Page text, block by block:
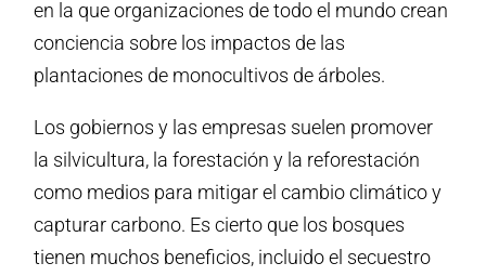
en la que organizaciones de todo el mundo crean
conciencia sobre los impactos de las
plantaciones de monocultivos de árboles.
Los gobiernos y las empresas suelen promover
la silvicultura, la forestación y la reforestación
como medios para mitigar el cambio climático y
capturar carbono. Es cierto que los bosques
tienen muchos beneficios, incluido el secuestro